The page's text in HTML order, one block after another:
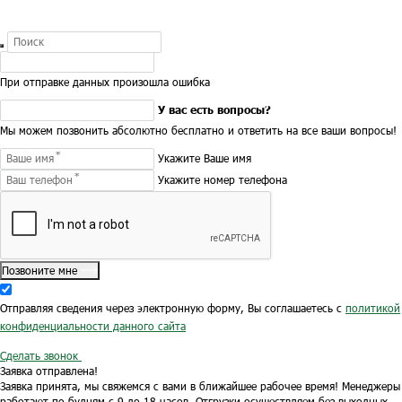
При отправке данных произошла ошибка
У вас есть вопросы?
Мы можем позвонить абсолютно бесплатно и ответить на все ваши вопросы!
Укажите Ваше имя
Укажите номер телефона
Позвоните мне
Отправляя сведения через электронную форму, Вы соглашаетесь с политикой
конфиденциальности данного сайта
Сделать звонок
Заявка отправлена!
Заявка принята, мы свяжемся с вами в ближайшее рабочее время! Менеджеры